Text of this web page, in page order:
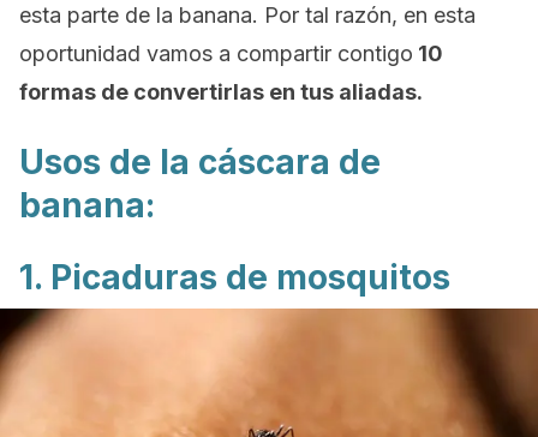
esta parte de la banana. Por tal razón, en esta
oportunidad vamos a compartir contigo 10
formas de convertirlas en tus aliadas.
Usos de la cáscara de
banana:
1. Picaduras de mosquitos